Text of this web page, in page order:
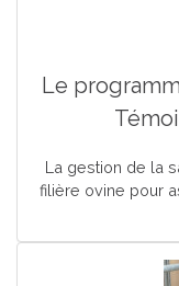
Le
La gestion de la
filière ovine pour